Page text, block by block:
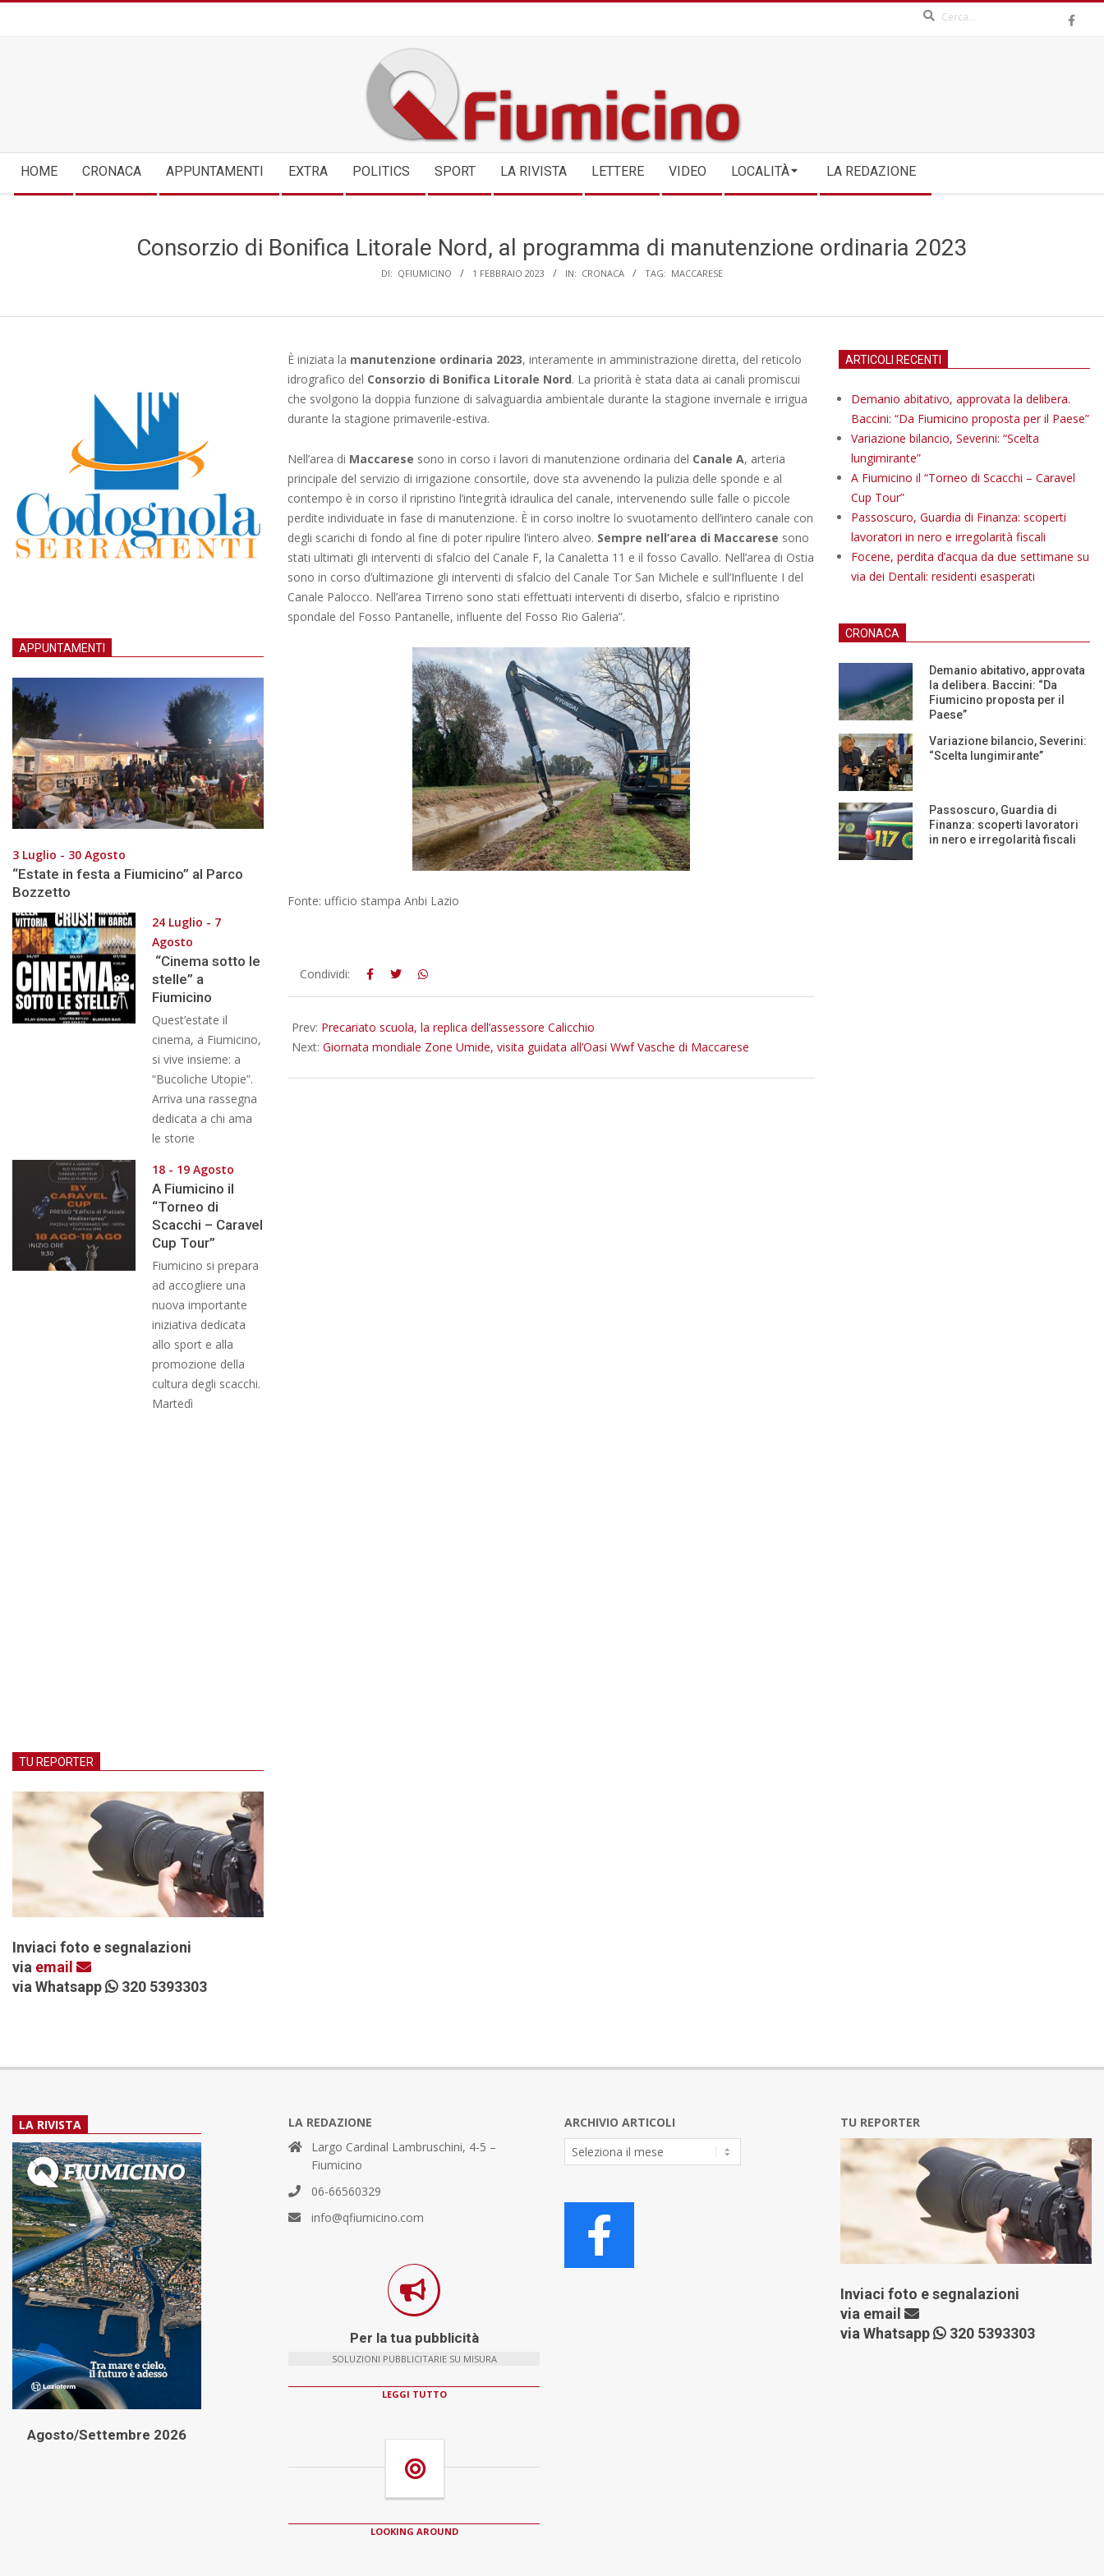
QFIUMICINO.COM
Navigation
Menu
HOME CRONACA APPUNTAMENTI EXTRA POLITICS SPORT LA RIVISTA LETTERE VIDEO LOCALITÀ LA REDAZIONE
Consorzio di Bonifica Litorale Nord, al programma di manutenzione ordinaria 2023
DI: QFIUMICINO 1 FEBBRAIO 2023 IN: CRONACA TAG: MACCARESE
È iniziata la manutenzione ordinaria 2023, interamente in amministrazione diretta, del reticolo
idrografico del Consorzio di Bonifica Litorale Nord. La priorità è stata data ai canali promiscui
che svolgono la doppia funzione di salvaguardia ambientale durante la stagione invernale e irrigua
durante la stagione primaverile-estiva.
Nell’area di Maccarese sono in corso i lavori di manutenzione ordinaria del Canale A, arteria
principale del servizio di irrigazione consortile, dove sta avvenendo la pulizia delle sponde e al
contempo è in corso il ripristino l’integrità idraulica del canale, intervenendo sulle falle o piccole
perdite individuate in fase di manutenzione. È in corso inoltre lo svuotamento dell’intero canale con
degli scarichi di fondo al fine di poter ripulire l’intero alveo. Sempre nell’area di Maccarese sono
stati ultimati gli interventi di sfalcio del Canale F, la Canaletta 11 e il fosso Cavallo. Nell’area di Ostia
sono in corso d’ultimazione gli interventi di sfalcio del Canale Tor San Michele e sull’Influente I del
Canale Palocco. Nell’area Tirreno sono stati effettuati interventi di diserbo, sfalcio e ripristino
spondale del Fosso Pantanelle, influente del Fosso Rio Galeria”.
Fonte: ufficio stampa Anbi Lazio
2023-
02-
Condividi:
Prev: Precariato scuola, la replica dell’assessore Calicchio
Next: Giornata mondiale Zone Umide, visita guidata all’Oasi Wwf Vasche di Maccarese
APPUNTAMENTI
3 Luglio - 30 Agosto
“Estate in festa a Fiumicino” al Parco
Bozzetto
24 Luglio - 7
Agosto
“Cinema sotto le
stelle” a
Fiumicino
Quest’estate il
cinema, a Fiumicino,
si vive insieme: a
“Bucoliche Utopie”.
Arriva una rassegna
dedicata a chi ama
le storie
18 - 19 Agosto
A Fiumicino il
“Torneo di
Scacchi – Caravel
Cup Tour”
Fiumicino si prepara
ad accogliere una
nuova importante
iniziativa dedicata
allo sport e alla
promozione della
cultura degli scacchi.
Martedì
TU REPORTER
Inviaci foto e segnalazioni
via email
via Whatsapp
320 5393303
ARTICOLI RECENTI
Demanio abitativo, approvata la delibera.
Baccini: “Da Fiumicino proposta per il Paese”
Variazione bilancio, Severini: “Scelta
lungimirante”
A Fiumicino il “Torneo di Scacchi – Caravel
Cup Tour”
Passoscuro, Guardia di Finanza: scoperti
lavoratori in nero e irregolarità fiscali
Focene, perdita d’acqua da due settimane su
via dei Dentali: residenti esasperati
CRONACA
Demanio abitativo, approvata
la delibera. Baccini: “Da
Fiumicino proposta per il
Paese”
Variazione bilancio, Severini:
“Scelta lungimirante”
Passoscuro, Guardia di
Finanza: scoperti lavoratori
in nero e irregolarità fiscali
LA RIVISTA
Agosto/Settembre 2026
LA REDAZIONE
Largo Cardinal Lambruschini, 4-5 –
Fiumicino
06-66560329
info@qfiumicino.com
Per la tua pubblicità
SOLUZIONI PUBBLICITARIE SU MISURA
LEGGI TUTTO
LOOKING AROUND
ARCHIVIO ARTICOLI
Archivio
Articoli
TU REPORTER
Inviaci foto e segnalazioni
via email
via Whatsapp
320 5393303